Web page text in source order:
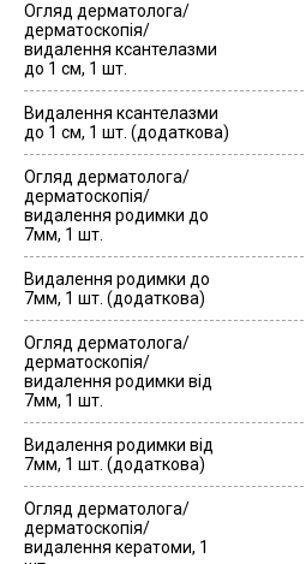
Огляд дерматолога/
дерматоскопія/
видалення ксантелазми
до 1 см, 1 шт.
Видалення ксантелазми
до 1 см, 1 шт. (додаткова)
Огляд дерматолога/
дерматоскопія/
видалення родимки до
7мм, 1 шт.
Видалення родимки до
7мм, 1 шт. (додаткова)
Огляд дерматолога/
дерматоскопія/
видалення родимки від
7мм, 1 шт.
Видалення родимки від
7мм, 1 шт. (додаткова)
Огляд дерматолога/
дерматоскопія/
видалення кератоми, 1